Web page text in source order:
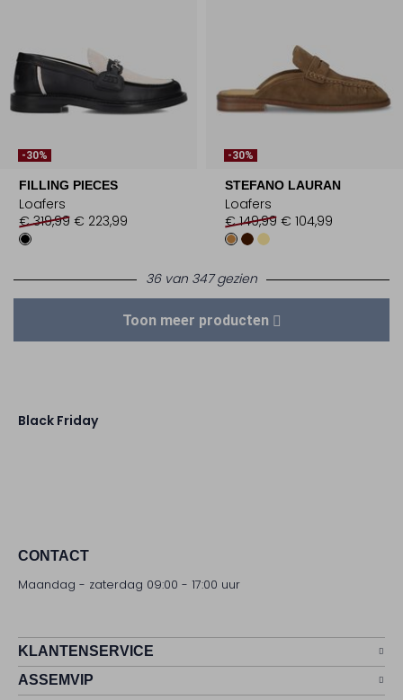
-30%
FILLING PIECES
Loafers
€ 319,99 € 223,99
-30%
STEFANO LAURAN
Loafers
€ 149,99 € 104,99
36 van 347 gezien
Toon meer producten
Black Friday
CONTACT
Maandag - zaterdag 09:00 - 17:00 uur
KLANTENSERVICE
ASSEMVIP